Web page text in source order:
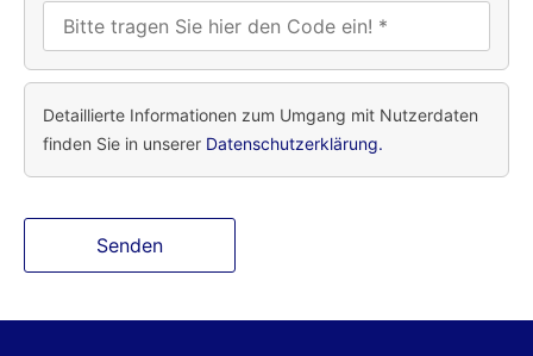
Detaillierte Informationen zum Umgang mit Nutzerdaten
finden Sie in unserer Datenschutzerklärung.